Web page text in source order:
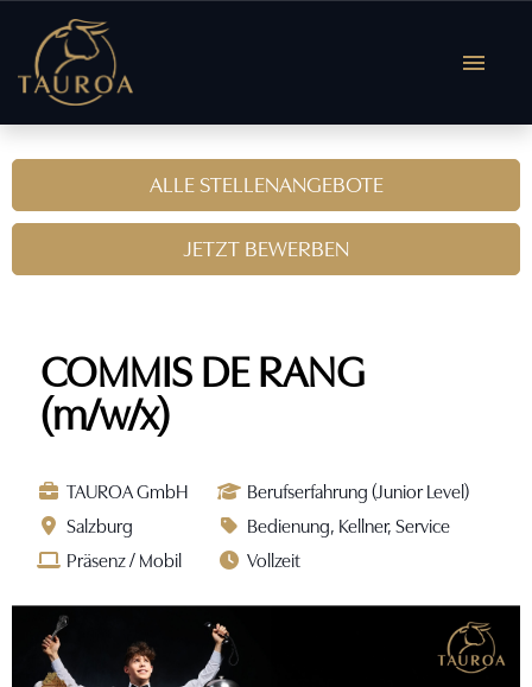
Deutsch
Englisch
ALLE STELLENANGEBOTE
JETZT BEWERBEN
COMMIS DE RANG
(m/w/x)
TAUROA GmbH
Salzburg
Präsenz / Mobil
Berufserfahrung (Junior Level)
Bedienung, Kellner, Service
Vollzeit